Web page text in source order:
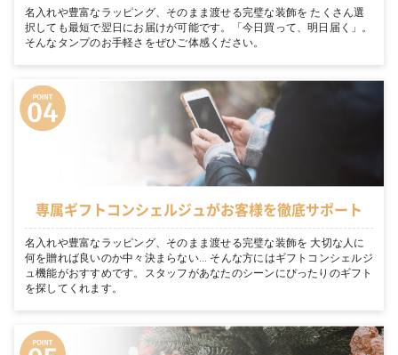
名入れや豊富なラッピング、そのまま渡せる完璧な装飾を たくさん選
択しても最短で翌日にお届けが可能です。「今日買って、明日届く」。
そんなタンプのお手軽さをぜひご体感ください。
専属ギフトコンシェルジュがお客様を徹底サポート
名入れや豊富なラッピング、そのまま渡せる完璧な装飾を 大切な人に
何を贈れば良いのか中々決まらない… そんな方にはギフトコンシェルジ
ュ機能がおすすめです。スタッフがあなたのシーンにぴったりのギフト
を探してくれます。